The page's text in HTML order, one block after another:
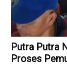
Putra Putra
Proses